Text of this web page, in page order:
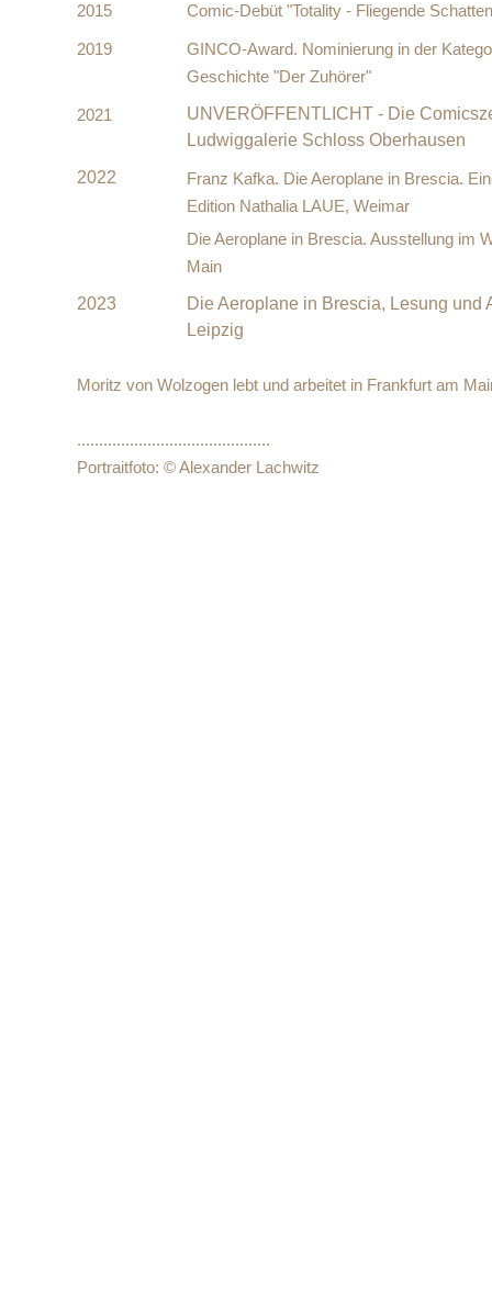
2015 Comic-Debüt "Totality - Fliegende
2019
GINCO-Award. Nominierung in der
Geschichte "Der Zuhörer"
2021
UNVERÖFFENTLICHT - Die
Ludwiggalerie Schloss Oberhausen
2022
Franz Kafka. Die Aeroplane in Brescia.
Edition Nathalia LAUE, Weimar
Die Aeroplane in Brescia. Ausstellung im
Main
2023
Die Aeroplane in Brescia, Lesung und
Leipzig
Moritz von Wolzogen lebt und arbeitet in Frankfurt am
............................................
Portraitfoto: © Alexander Lachwitz